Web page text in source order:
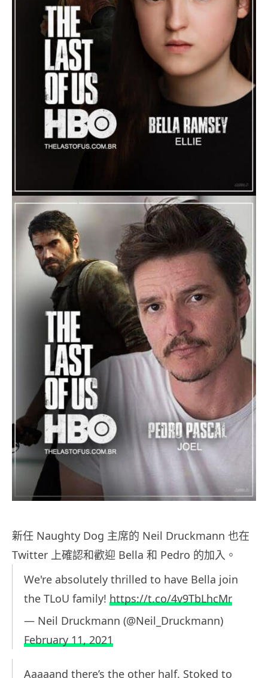
新任 Naughty Dog 主席的 Neil Druckmann 也在
Twitter 上確認和歡迎 Bella 和 Pedro 的加入。
We're absolutely thrilled to have Bella join
the TLoU family! https://t.co/4v9TbLhcMr
— Neil Druckmann (@Neil_Druckmann)
February 11, 2021
Aaaaand there’s the other half. Stoked to